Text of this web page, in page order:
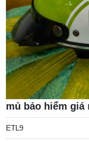
mủ bảo hiểm giá
ETL9